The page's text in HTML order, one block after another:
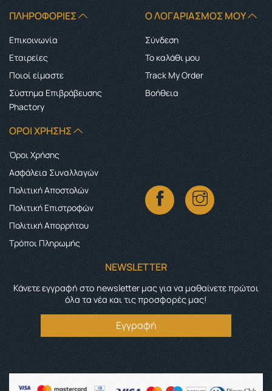
ΠΛΗΡΟΦΟΡΊΕΣ
Επικοινωνία
Εταιρείες
Ποιοί είμαστε
Σύστημα Επιβράβευσης
Phactory
Ο ΛΟΓΑΡΙΑΣΜΌΣ ΜΟΥ
Σύνδεση
Το καλάθι μου
Track My Order
Boήθεια
ΌΡΟΙ ΧΡΉΣΗΣ
Όροι Χρήσης
Ασφάλεια Συναλλαγών
Πολιτική Αποστολών
Πολιτική Επιστροφών
Πολιτική Απορρήτου
Τρόποι Πληρωμής
NEWSLETTER
Κάνετε εγγραφή στο newsletter μας για να μαθαίνετε πρώτοι
όλα τα νέα και τις προσφορές μας!
Εγγραφή